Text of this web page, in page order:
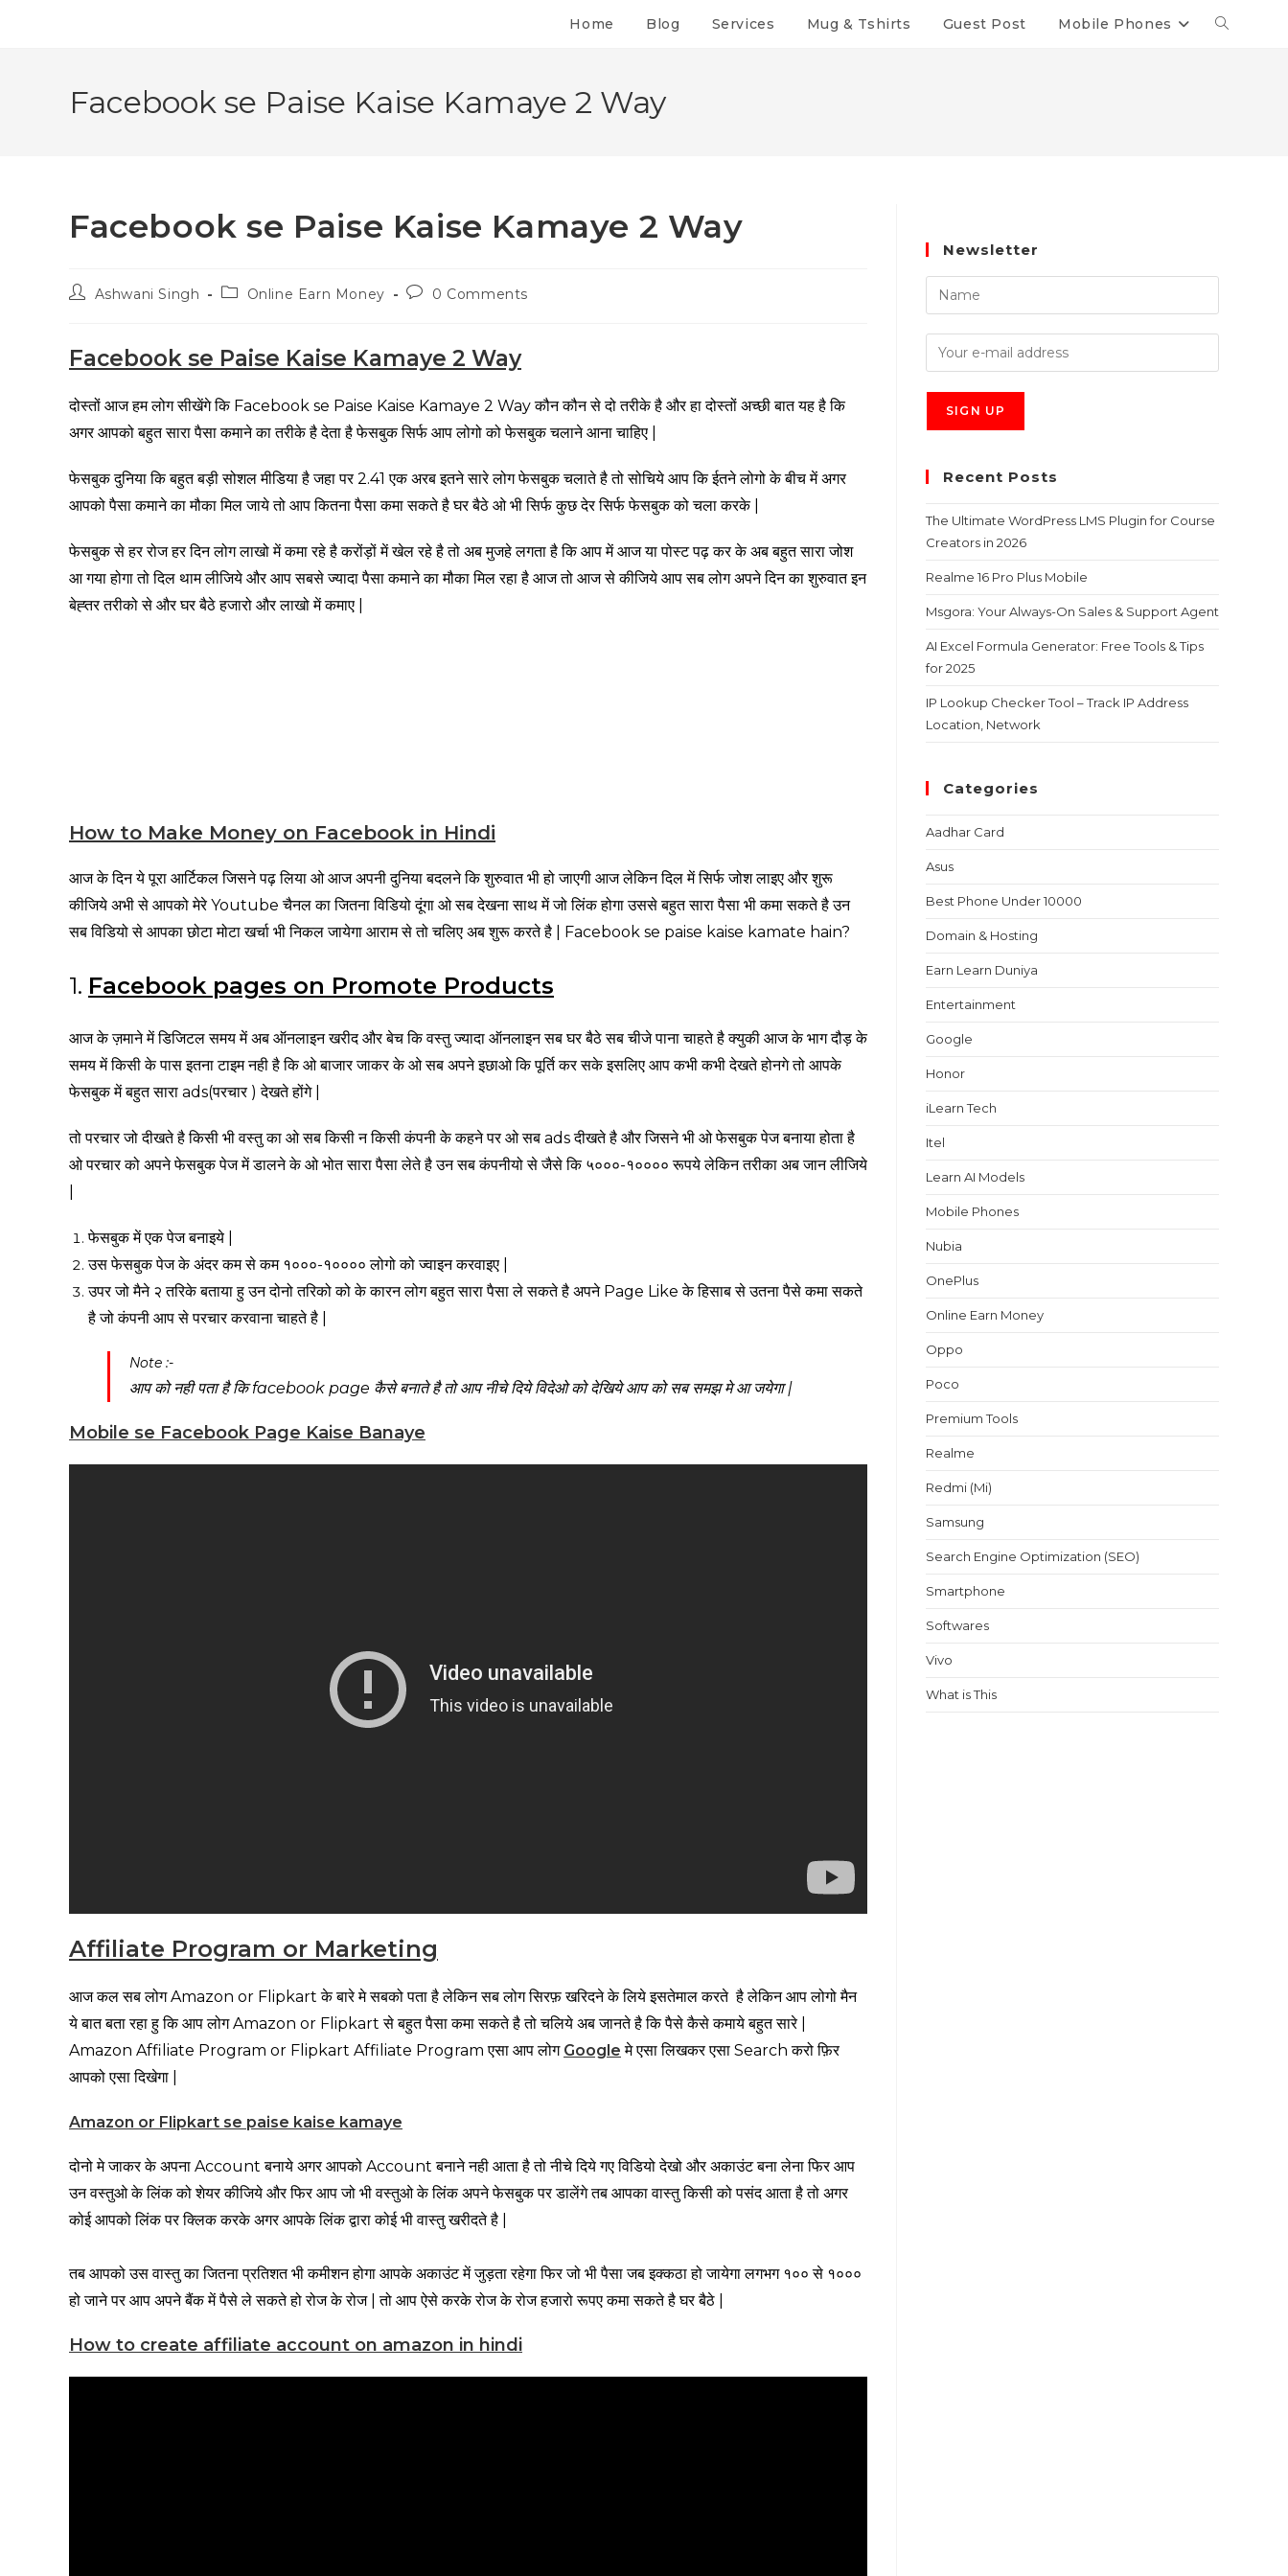
Home Blog Services Mug & Tshirts Guest Post Mobile Phones
Facebook se Paise Kaise Kamaye 2 Way
Facebook se Paise Kaise Kamaye 2 Way
Ashwani Singh Online Earn Money 0 Comments
Facebook se Paise Kaise Kamaye 2 Way
दोस्तों आज हम लोग सीखेंगे कि Facebook se Paise Kaise Kamaye 2 Way कौन कौन से दो तरीके है और हा दोस्तों अच्छी बात यह है कि
अगर आपको बहुत सारा पैसा कमाने का तरीके है देता है फेसबुक सिर्फ आप लोगो को फेसबुक चलाने आना चाहिए |
फेसबुक दुनिया कि बहुत बड़ी सोशल मीडिया है जहा पर 2.41 एक अरब इतने सारे लोग फेसबुक चलाते है तो सोचिये आप कि ईतने लोगो के बीच में अगर
आपको पैसा कमाने का मौका मिल जाये तो आप कितना पैसा कमा सकते है घर बैठे ओ भी सिर्फ कुछ देर सिर्फ फेसबुक को चला करके |
फेसबुक से हर रोज हर दिन लोग लाखो में कमा रहे है करोंड़ों में खेल रहे है तो अब मुजहे लगता है कि आप में आज या पोस्ट पढ़ कर के अब बहुत सारा जोश
आ गया होगा तो दिल थाम लीजिये और आप सबसे ज्यादा पैसा कमाने का मौका मिल रहा है आज तो आज से कीजिये आप सब लोग अपने दिन का शुरुवात इन
बेह्तर तरीको से और घर बैठे हजारो और लाखो में कमाए |
How to Make Money on Facebook in Hindi
आज के दिन ये पूरा आर्टिकल जिसने पढ़ लिया ओ आज अपनी दुनिया बदलने कि शुरुवात भी हो जाएगी आज लेकिन दिल में सिर्फ जोश लाइए और शुरू
कीजिये अभी से आपको मेरे Youtube चैनल का जितना विडियो दूंगा ओ सब देखना साथ में जो लिंक होगा उससे बहुत सारा पैसा भी कमा सकते है उन
सब विडियो से आपका छोटा मोटा खर्चा भी निकल जायेगा आराम से तो चलिए अब शुरू करते है | Facebook se paise kaise kamate hain?
1. Facebook pages on Promote Products
आज के ज़माने में डिजिटल समय में अब ऑनलाइन खरीद और बेच कि वस्तु ज्यादा ऑनलाइन सब घर बैठे सब चीजे पाना चाहते है क्युकी आज के भाग दौड़ के
समय में किसी के पास इतना टाइम नही है कि ओ बाजार जाकर के ओ सब अपने इछाओ कि पूर्ति कर सके इसलिए आप कभी कभी देखते होनगे तो आपके
फेसबुक में बहुत सारा ads(परचार ) देखते होंगे |
तो परचार जो दीखते है किसी भी वस्तु का ओ सब किसी न किसी कंपनी के कहने पर ओ सब ads दीखते है और जिसने भी ओ फेसबुक पेज बनाया होता है
ओ परचार को अपने फेसबुक पेज में डालने के ओ भोत सारा पैसा लेते है उन सब कंपनीयो से जैसे कि ५०००-१०००० रूपये लेकिन तरीका अब जान लीजिये
फेसबुक में एक पेज बनाइये |
उस फेसबुक पेज के अंदर कम से कम १०००-१०००० लोगो को ज्वाइन करवाइए |
उपर जो मैने २ तरिके बताया हु उन दोनो तरिको को के कारन लोग बहुत सारा पैसा ले सकते है अपने Page Like के हिसाब से उतना पैसे कमा सकते
है जो कंपनी आप से परचार करवाना चाहते है |
Note :-
आप को नही पता है कि facebook page कैसे बनाते है तो आप नीचे दिये विदेओ को देखिये आप को सब समझ मे आ जयेगा |
Mobile se Facebook Page Kaise Banaye
Affiliate Program or Marketing
आज कल सब लोग Amazon or Flipkart के बारे मे सबको पता है लेकिन सब लोग सिरफ़ खरिदने के लिये इसतेमाल करते है लेकिन आप लोगो मैन
ये बात बता रहा हु कि आप लोग Amazon or Flipkart से बहुत पैसा कमा सकते है तो चलिये अब जानते है कि पैसे कैसे कमाये बहुत सारे |
Amazon Affiliate Program or Flipkart Affiliate Program एसा आप लोग Google मे एसा लिखकर एसा Search करो फ़िर
आपको एसा दिखेगा |
Amazon or Flipkart se paise kaise kamaye
दोनो मे जाकर के अपना Account बनाये अगर आपको Account बनाने नही आता है तो नीचे दिये गए विडियो देखो और अकाउंट बना लेना फिर आप
उन वस्तुओ के लिंक को शेयर कीजिये और फिर आप जो भी वस्तुओ के लिंक अपने फेसबुक पर डालेंगे तब आपका वास्तु किसी को पसंद आता है तो अगर
कोई आपको लिंक पर क्लिक करके अगर आपके लिंक द्वारा कोई भी वास्तु खरीदते है |
तब आपको उस वास्तु का जितना प्रतिशत भी कमीशन होगा आपके अकाउंट में जुड़ता रहेगा फिर जो भी पैसा जब इक्कठा हो जायेगा लगभग १०० से १०००
हो जाने पर आप अपने बैंक में पैसे ले सकते हो रोज के रोज | तो आप ऐसे करके रोज के रोज हजारो रूपए कमा सकते है घर बैठे |
How to create affiliate account on amazon in hindi
Newsletter
Recent Posts
The Ultimate WordPress LMS Plugin for Course
Creators in 2026
Realme 16 Pro Plus Mobile
Msgora: Your Always-On Sales & Support Agent
AI Excel Formula Generator: Free Tools & Tips
for 2025
IP Lookup Checker Tool – Track IP Address
Location, Network
Categories
Aadhar Card
Asus
Best Phone Under 10000
Domain & Hosting
Earn Learn Duniya
Entertainment
Google
Honor
iLearn Tech
Itel
Learn AI Models
Mobile Phones
Nubia
OnePlus
Online Earn Money
Oppo
Poco
Premium Tools
Realme
Redmi (Mi)
Samsung
Search Engine Optimization (SEO)
Smartphone
Softwares
Vivo
What is This